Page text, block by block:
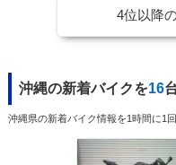
4位以降
沖縄の新着バイクを16
沖縄県の新着バイク情報を1時間に1